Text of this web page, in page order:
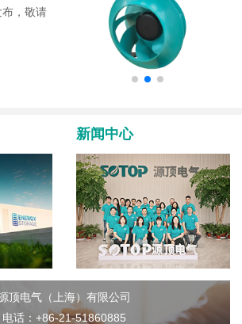
，敬请
新闻中心
顶电气（上海）有限公司
电话：+86-21-51860885